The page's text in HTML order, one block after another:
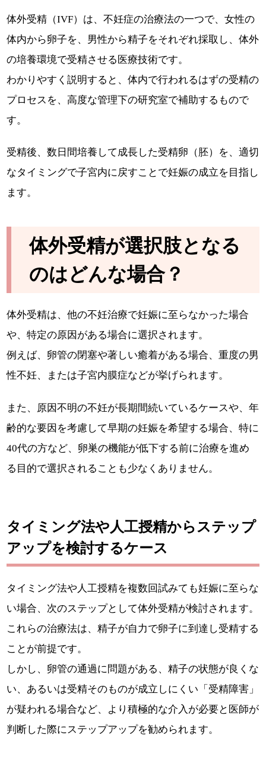
体外受精（IVF）は、不妊症の治療法の一つで、女性の
体内から卵子を、男性から精子をそれぞれ採取し、体外
の培養環境で受精させる医療技術です。
わかりやすく説明すると、体内で行われるはずの受精の
プロセスを、高度な管理下の研究室で補助するもので
す。
受精後、数日間培養して成長した受精卵（胚）を、適切
なタイミングで子宮内に戻すことで妊娠の成立を目指し
ます。
体外受精が選択肢となる
のはどんな場合？
体外受精は、他の不妊治療で妊娠に至らなかった場合
や、特定の原因がある場合に選択されます。
例えば、卵管の閉塞や著しい癒着がある場合、重度の男
性不妊、または子宮内膜症などが挙げられます。
また、原因不明の不妊が長期間続いているケースや、年
齢的な要因を考慮して早期の妊娠を希望する場合、特に
40代の方など、卵巣の機能が低下する前に治療を進め
る目的で選択されることも少なくありません。
タイミング法や人工授精からステップ
アップを検討するケース
タイミング法や人工授精を複数回試みても妊娠に至らな
い場合、次のステップとして体外受精が検討されます。
これらの治療法は、精子が自力で卵子に到達し受精する
ことが前提です。
しかし、卵管の通過に問題がある、精子の状態が良くな
い、あるいは受精そのものが成立しにくい「受精障害」
が疑われる場合など、より積極的な介入が必要と医師が
判断した際にステップアップを勧められます。